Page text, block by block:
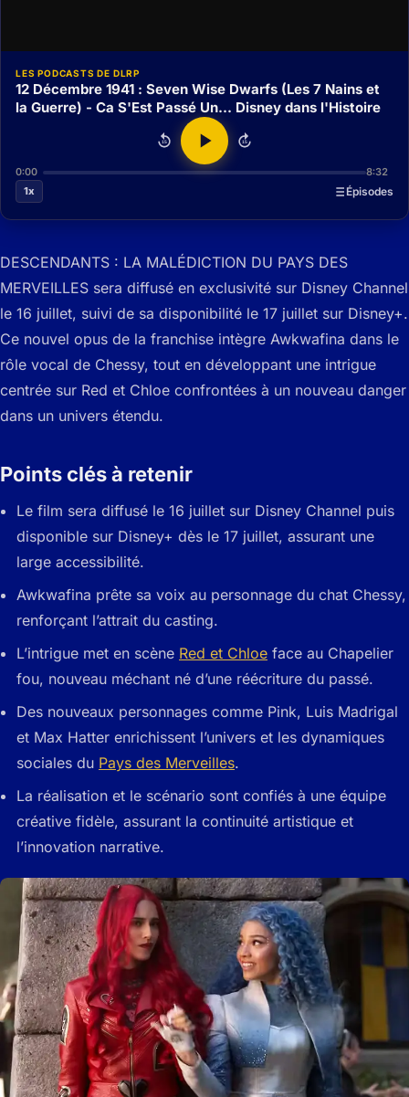
LES PODCASTS DE DLRP
12 Décembre 1941 : Seven Wise Dwarfs (Les 7 Nains et
la Guerre) - Ca S'Est Passé Un... Disney dans l'Histoire
15 15
0:00
8:32
1x
Épisodes
DESCENDANTS : LA MALÉDICTION DU PAYS DES
MERVEILLES sera diffusé en exclusivité sur Disney Channel
le 16 juillet, suivi de sa disponibilité le 17 juillet sur Disney+.
Ce nouvel opus de la franchise intègre Awkwafina dans le
rôle vocal de Chessy, tout en développant une intrigue
centrée sur Red et Chloe confrontées à un nouveau danger
dans un univers étendu.
Points clés à retenir
Le film sera diffusé le 16 juillet sur Disney Channel puis
disponible sur Disney+ dès le 17 juillet, assurant une
large accessibilité.
Awkwafina prête sa voix au personnage du chat Chessy,
renforçant l’attrait du casting.
L’intrigue met en scène Red et Chloe face au Chapelier
fou, nouveau méchant né d’une réécriture du passé.
Des nouveaux personnages comme Pink, Luis Madrigal
et Max Hatter enrichissent l’univers et les dynamiques
sociales du Pays des Merveilles.
La réalisation et le scénario sont confiés à une équipe
créative fidèle, assurant la continuité artistique et
l’innovation narrative.